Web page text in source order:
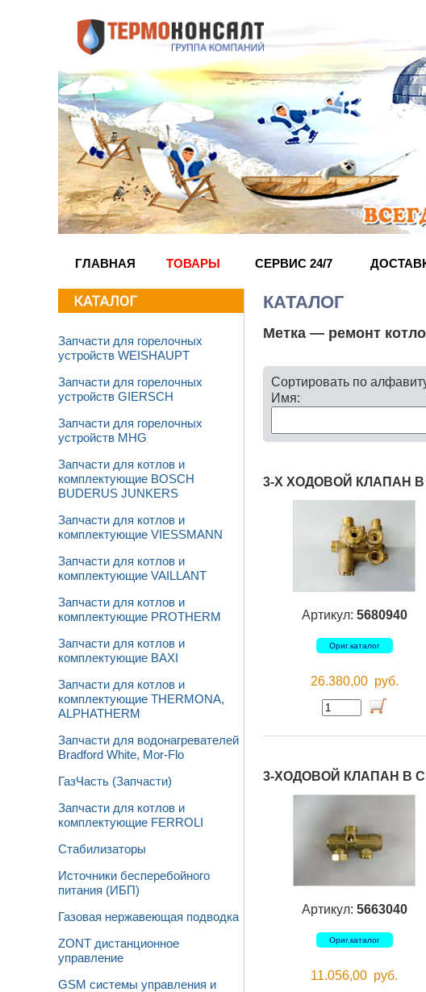
ГЛАВНАЯ ТОВАРЫ СЕРВИС 24/7
Запчасти для горелочных
устройств WEISHAUPT
Запчасти для горелочных
устройств GIERSCH
Запчасти для горелочных
устройств MHG
Запчасти для котлов и
комплектующие BOSCH
BUDERUS JUNKERS
Запчасти для котлов и
комплектующие VIESSMANN
Запчасти для котлов и
комплектующие VAILLANT
Запчасти для котлов и
комплектующие PROTHERM
Запчасти для котлов и
комплектующие BAXI
Запчасти для котлов и
комплектующие THERMONA,
ALPHATHERM
Запчасти для водонагревателей
Bradford White, Mor-Flo
ГазЧасть (Запчасти)
Запчасти для котлов и
комплектующие FERROLI
Стабилизаторы
Источники бесперебойного
питания (ИБП)
Газовая нержавеющая подводка
ZONT дистанционное
управление
GSM системы управления и
КАТАЛОГ
Метка — ремонт
Сортировать по
Имя:
3-Х ХОДОВОЙ КЛАПАН В
Артикул: 5680940
Ориг.каталог
26.380,00 руб.
3-ХОДОВОЙ КЛАПАН В
Артикул: 5663040
Ориг.каталог
11.056,00 руб.